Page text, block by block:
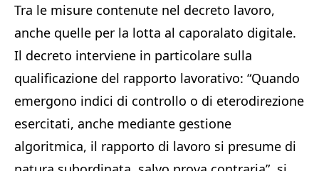
Tra le misure contenute nel decreto lavoro,
anche quelle per la lotta al caporalato digitale.
Il decreto interviene in particolare sulla
qualificazione del rapporto lavorativo: “Quando
emergono indici di controllo o di eterodirezione
esercitati, anche mediante gestione
algoritmica, il rapporto di lavoro si presume di